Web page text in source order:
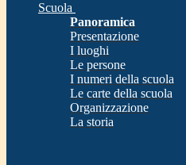
Scuola
Panoramica
Presentazione
I luoghi
Le persone
I numeri della scuola
Le carte della scuola
Organizzazione
La storia